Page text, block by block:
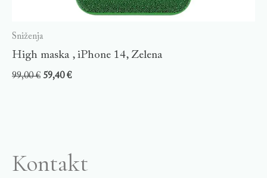
Sniženja
High maska , iPhone 14, Zelena
99,00€ 59,40€
Kontakt